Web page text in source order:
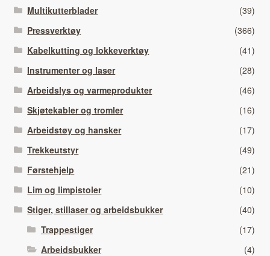
Multikutterblader
(39)
Pressverktøy
(366)
Kabelkutting og lokkeverktøy
(41)
Instrumenter og laser
(28)
Arbeidslys og varmeprodukter
(46)
Skjøtekabler og tromler
(16)
Arbeidstøy og hansker
(17)
Trekkeutstyr
(49)
Førstehjelp
(21)
Lim og limpistoler
(10)
Stiger, stillaser og arbeidsbukker
(40)
Trappestiger
(17)
Arbeidsbukker
(4)